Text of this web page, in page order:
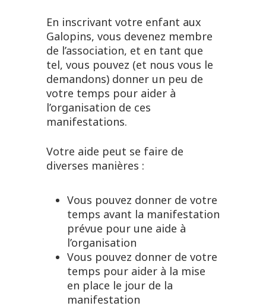
En inscrivant votre enfant aux
Galopins, vous devenez membre
de l’association, et en tant que
tel, vous pouvez (et nous vous le
demandons) donner un peu de
votre temps pour aider à
l’organisation de ces
manifestations.
Votre aide peut se faire de
diverses manières :
Vous pouvez donner de votre
temps avant la manifestation
prévue pour une aide à
l’organisation
Vous pouvez donner de votre
temps pour aider à la mise
en place le jour de la
manifestation